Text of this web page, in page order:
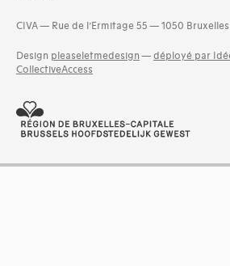
and 10 more
CIVA — Rue de l’Ermitage 55 — 1050 Bruxelles
Design pleaseletmedesign — déployé par
CollectiveAccess